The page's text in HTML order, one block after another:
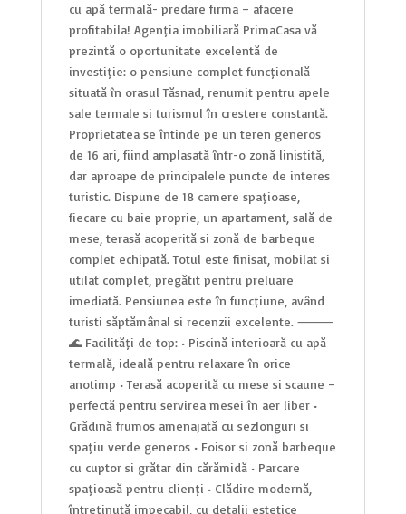
cu apă termală- predare firma – afacere
profitabila! Agenția imobiliară PrimaCasa vă
prezintă o oportunitate excelentă de
investiție: o pensiune complet funcțională
situată în orașul Tășnad, renumit pentru apele
sale termale și turismul în creștere constantă.
Proprietatea se întinde pe un teren generos
de 16 ari, fiind amplasată într-o zonă liniștită,
dar aproape de principalele puncte de interes
turistic. Dispune de 18 camere spațioase,
fiecare cu baie proprie, un apartament, sală de
mese, terasă acoperită și zonă de barbeque
complet echipată. Totul este finisat, mobilat și
utilat complet, pregătit pentru preluare
imediată. Pensiunea este în funcțiune, având
turiști săptămânal și recenzii excelente. ⸻
🌊 Facilități de top: • Piscină interioară cu apă
termală, ideală pentru relaxare în orice
anotimp • Terasă acoperită cu mese și scaune –
perfectă pentru servirea mesei în aer liber •
Grădină frumos amenajată cu șezlonguri și
spațiu verde generos • Foișor și zonă barbeque
cu cuptor și grătar din cărămidă • Parcare
spațioasă pentru clienți • Clădire modernă,
întreținută impecabil, cu detalii estetice